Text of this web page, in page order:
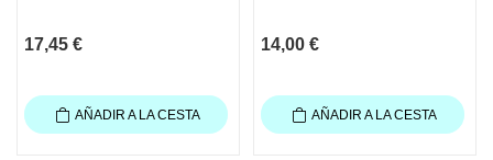
17,45 €
AÑADIR A LA CESTA
14,00 €
AÑADIR A LA CESTA